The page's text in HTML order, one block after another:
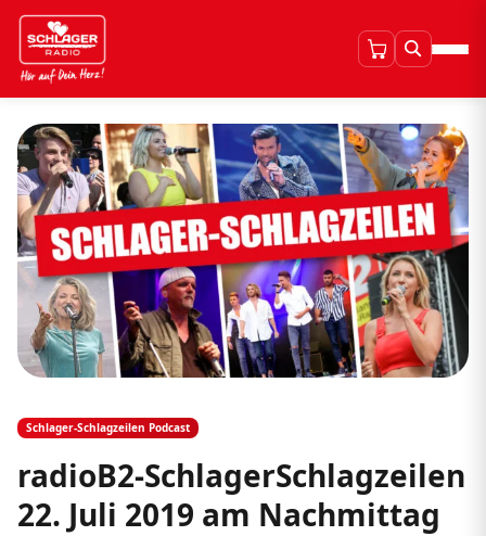
Schlager-Schlagzeilen Podcast
radioB2-SchlagerSchlagzeilen
22. Juli 2019 am Nachmittag